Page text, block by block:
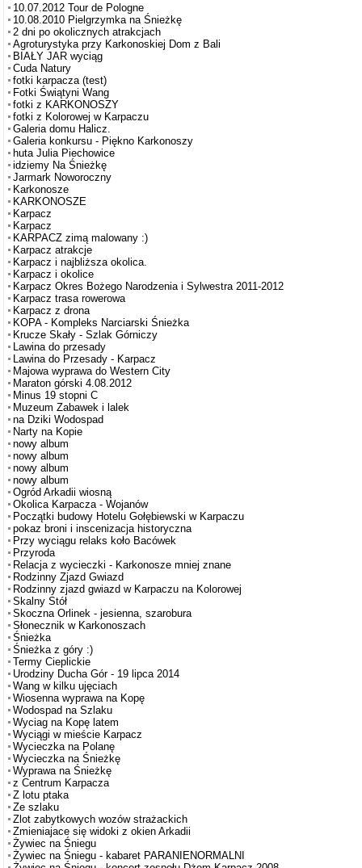
10.07.2012 Tour de Pologne
10.08.2010 Pielgrzymka na Śnieżkę
2 dni po okolicznych atrakcjach
Agroturystyka przy Karkonoskiej Dom z Bali
BIAŁY JAR wyciąg
Cuda Natury
fotki karpacza (test)
Fotki Świątyni Wang
fotki z KARKONOSZY
fotki z Kolorowej w Karpaczu
Galeria domu Halicz.
Galeria konkursu - Piękno Karkonoszy
huta Julia Piechowice
idziemy Na Śnieżkę
Jarmark Noworoczny
Karkonosze
KARKONOSZE
Karpacz
Karpacz
KARPACZ zimą malowany :)
Karpacz atrakcje
Karpacz i najbliższa okolica.
Karpacz i okolice
Karpacz Okres Bożego Narodzenia i Sylwestra 2011-2012
Karpacz trasa rowerowa
Karpacz z drona
KOPA - Kompleks Narciarski Śnieżka
Krucze Skały - Szlak Górniczy
Lawina do przesady
Lawina do Przesady - Karpacz
Majowa wyprawa do Western City
Maraton górski 4.08.2012
Minus 19 stopni C
Muzeum Zabawek i lalek
na Dziki Wodospad
Narty na Kopie
nowy album
nowy album
nowy album
nowy album
Ogród Arkadii wiosną
Okolica Karpacza - Wojanów
Początki budowy Hotelu Gołębiewski w Karpaczu
pokaz broni i inscenizacja historyczna
Przy wyciągu relaks koło Bacówek
Przyroda
Relacja z wycieczki - Karkonosze mniej znane
Rodzinny Zjazd Gwiazd
Rodzinny zjazd gwiazd w Karpaczu na Kolorowej
Skalny Stół
Skoczna Orlinek - jesienna, szarobura
Słonecznik w Karkonoszach
Śnieżka
Śnieżka z góry :)
Termy Cieplickie
Urodziny Ducha Gór - 19 lipca 2014
Wang w kilku ujęciach
Wiosenna wyprawa na Kopę
Wodospad na Szlaku
Wyciag na Kopę latem
Wyciągi w mieście Karpacz
Wycieczka na Polanę
Wycieczka na Śnieżkę
Wyprawa na Śnieżkę
z Centrum Karpacza
Z lotu ptaka
Ze szlaku
Zlot zabytkowych wozów strażackich
Zmieniajace się widoki z okien Arkadii
Żywiec na Śniegu
Żywiec na Śniegu - kabaret PARANIENORMALNI